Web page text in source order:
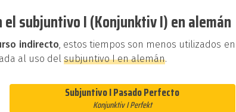
subjuntivo I (Konjunktiv I) en alemán
indirecto, estos tiempos son menos utilizados en
al uso del subjuntivo I en alemán.
Subjuntivo I Pasado Perfecto
Konjunktiv I Perfekt